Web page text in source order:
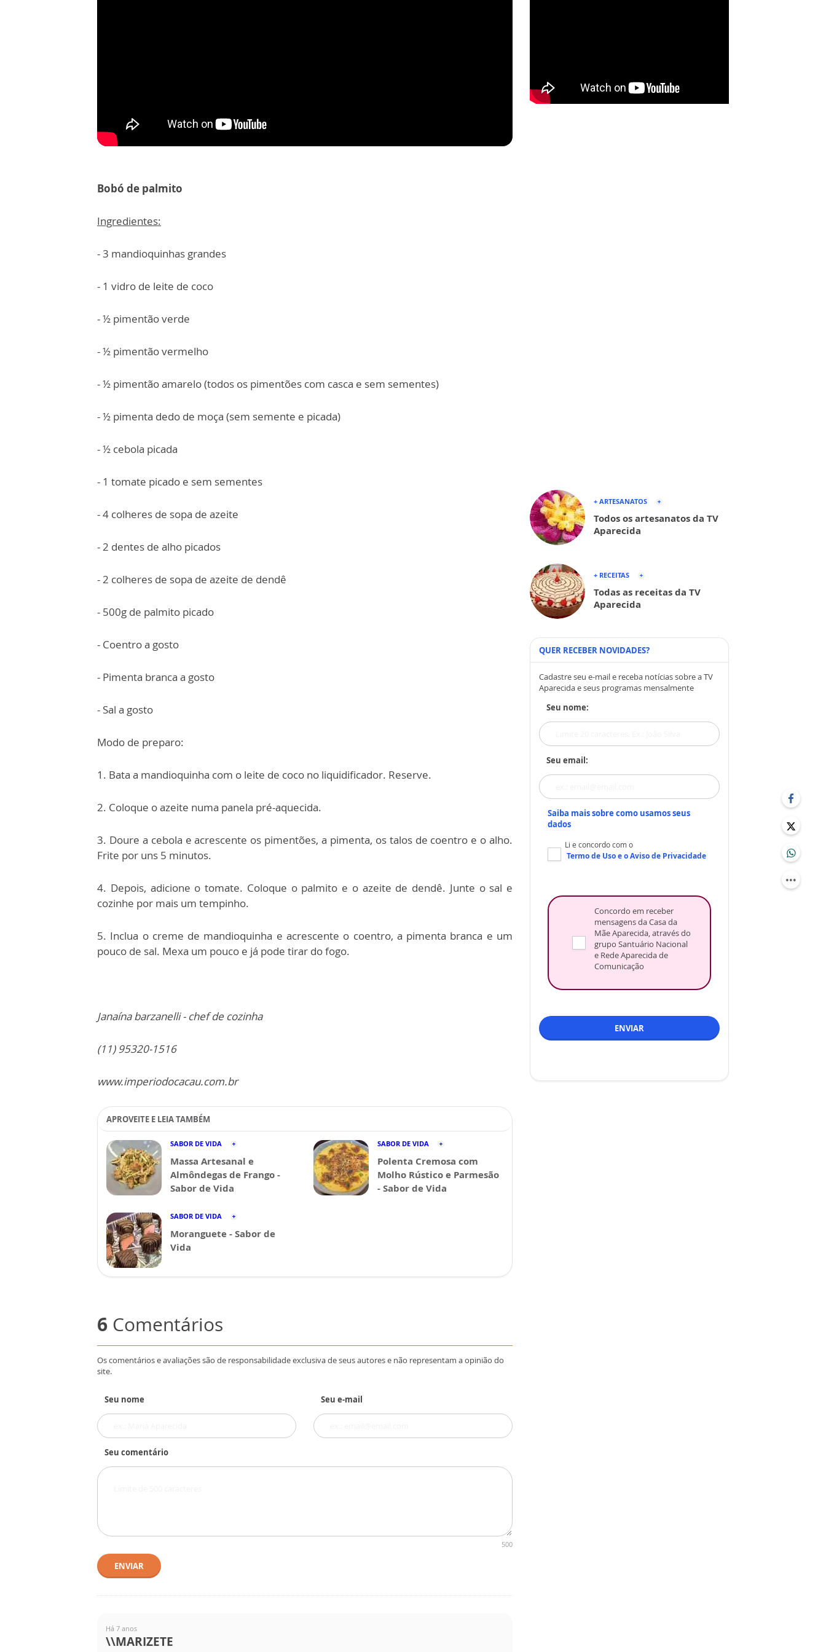
Bobó de palmito
Ingredientes:
- 3 mandioquinhas grandes
- 1 vidro de leite de coco
- ½ pimentão verde
- ½ pimentão vermelho
- ½ pimentão amarelo (todos os pimentões com casca e sem sementes)
- ½ pimenta dedo de moça (sem semente e picada)
- ½ cebola picada
- 1 tomate picado e sem sementes
- 4 colheres de sopa de azeite
- 2 dentes de alho picados
- 2 colheres de sopa de azeite de dendê
- 500g de palmito picado
- Coentro a gosto
- Pimenta branca a gosto
- Sal a gosto
Modo de preparo:
1. Bata a mandioquinha com o leite de coco no liquidificador. Reserve.
2. Coloque o azeite numa panela pré-aquecida.
3. Doure a cebola e acrescente os pimentões, a pimenta, os talos de coentro e o alho.
Frite por uns 5 minutos.
4. Depois, adicione o tomate. Coloque o palmito e o azeite de dendê. Junte o sal e
cozinhe por mais um tempinho.
5. Inclua o creme de mandioquinha e acrescente o coentro, a pimenta branca e um
pouco de sal. Mexa um pouco e já pode tirar do fogo.
Janaína barzanelli - chef de cozinha
(11) 95320-1516
www.imperiodocacau.com.br
APROVEITE E LEIA TAMBÉM
SABOR DE VIDA
Massa Artesanal e
Almôndegas de Frango -
Sabor de Vida
SABOR DE VIDA
Polenta Cremosa com
Molho Rústico e Parmesão
- Sabor de Vida
SABOR DE VIDA
Moranguete - Sabor de
Vida
6 Comentários
Os comentários e avaliações são de responsabilidade exclusiva de seus autores e não representam a opinião do
site.
Seu nome Seu e-mail
Seu comentário
500
ENVIAR
Há 7 anos
\\MARIZETE
+ ARTESANATOS
Todos os artesanatos da TV
Aparecida
+ RECEITAS
Todas as receitas da TV
Aparecida
QUER RECEBER NOVIDADES?
Cadastre seu e-mail e receba notícias sobre a TV
Aparecida e seus programas mensalmente
Seu nome:
Seu email:
Saiba mais sobre como usamos seus
dados
Li e concordo com o
Termo de Usoe oAviso de Privacidade
Concordo em receber
mensagens da Casa da
Mãe Aparecida, através do
grupo Santuário Nacional
e Rede Aparecida de
Comunicação
ENVIAR